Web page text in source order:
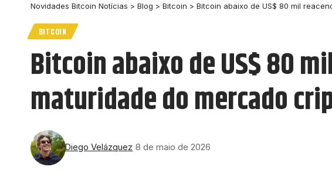
Novidades Bitcoin Notícias > Blog > Bitcoin > Bitcoin abaixo de US$ 80 mil
BITCOIN
Bitcoin abaixo de US$ 80
maturidade do mercado
Diego Velázquez 8 de maio de 2026